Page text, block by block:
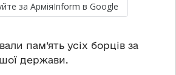
за АрміяInform в Google
пам’ять усіх борців за
держави.